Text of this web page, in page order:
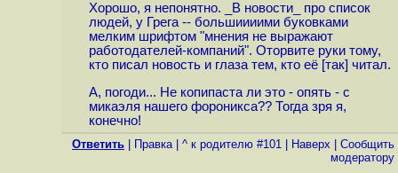
Хорошо, я непонятно. _В новости_ про список
людей, у Грега -- большиииими буковками
мелким шрифтом "мнения не выражают
работодателей-компаний". Оторвите руки тому,
кто писал новость и глаза тем, кто её [так] читал.
А, погоди... Не копипаста ли это - опять - с
микаэля нашего фороникса?? Тогда зря я,
конечно!
Ответить Правка| ^ к родителю #101 Наверх
Cообщить
модератору